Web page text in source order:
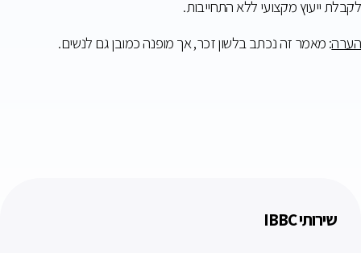
לקבלת ייעוץ מקצועי ללא התחייבות.
הערה: מאמר זה נכתב בלשון זכר, אך מופנה כמובן גם לנשים.
שירותי IBBC